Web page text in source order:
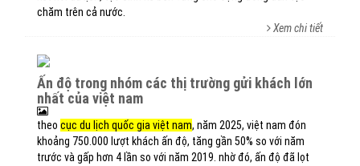
chăm trên cả nước.​
Xem chi tiết
ấn độ trong nhóm các thị trường gửi khách lớn
nhất của việt nam
theo cục du lịch quốc gia việt nam, năm 2025, việt nam đón
khoảng 750.000 lượt khách ấn độ, tăng gần 50% so với năm
trước và gấp hơn 4 lần so với năm 2019. nhờ đó, ấn độ đã lọt